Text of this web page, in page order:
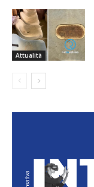
Attualità